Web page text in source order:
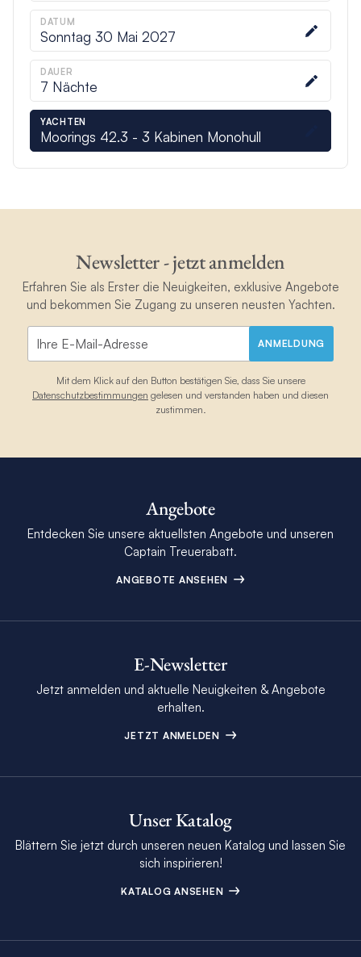
DATUM
Sonntag 30 Mai 2027
DAUER
7 Nächte
YACHTEN
Moorings 42.3 - 3 Kabinen Monohull
Newsletter - jetzt anmelden
Erfahren Sie als Erster die Neuigkeiten, exklusive Angebote
und bekommen Sie Zugang zu unseren neusten Yachten.
ANMELDUNG
Mit dem Klick auf den Button bestätigen Sie, dass Sie unsere
Datenschutzbestimmungen gelesen und verstanden haben und diesen
zustimmen.
Angebote
Entdecken Sie unsere aktuellsten Angebote und unseren
Captain Treuerabatt.
ANGEBOTE ANSEHEN
E-Newsletter
Jetzt anmelden und aktuelle Neuigkeiten & Angebote
erhalten.
JETZT ANMELDEN
Unser Katalog
Blättern Sie jetzt durch unseren neuen Katalog und lassen Sie
sich inspirieren!
KATALOG ANSEHEN